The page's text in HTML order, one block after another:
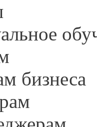
бизнеса